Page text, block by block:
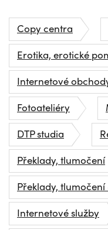
Copy centra
Erotika, erotické
Internetové
Fotoateliéry
DTP studia
Překlady, tlumočení
Překlady,
Internetové služby